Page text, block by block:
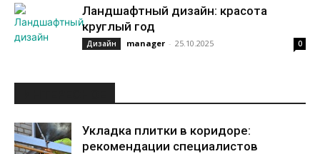
Ландшафтный дизайн: красота
круглый год
Дизайн manager - 25.10.2025 0
Укладка плитки в коридоре:
рекомендации специалистов